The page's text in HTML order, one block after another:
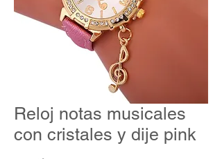
Reloj notas musicales
con cristales y dije pink